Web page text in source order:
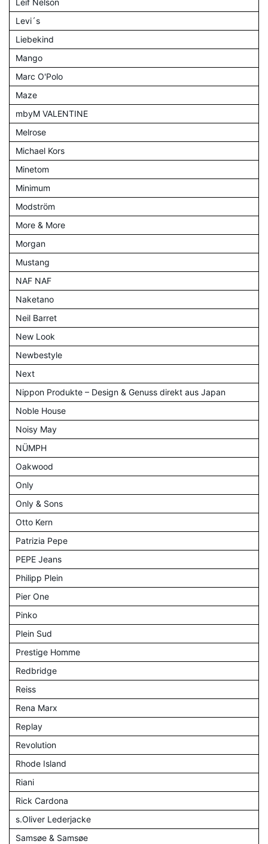
Leif Nelson
Levi´s
Liebekind
Mango
Marc O'Polo
Maze
mbyM VALENTINE
Melrose
Michael Kors
Minetom
Minimum
Modström
More & More
Morgan
Mustang
NAF NAF
Naketano
Neil Barret
New Look
Newbestyle
Next
Nippon Produkte – Design & Genuss direkt aus Japan
Noble House
Noisy May
NÜMPH
Oakwood
Only
Only & Sons
Otto Kern
Patrizia Pepe
PEPE Jeans
Philipp Plein
Pier One
Pinko
Plein Sud
Prestige Homme
Redbridge
Reiss
Rena Marx
Replay
Revolution
Rhode Island
Riani
Rick Cardona
s.Oliver Lederjacke
Samsøe & Samsøe